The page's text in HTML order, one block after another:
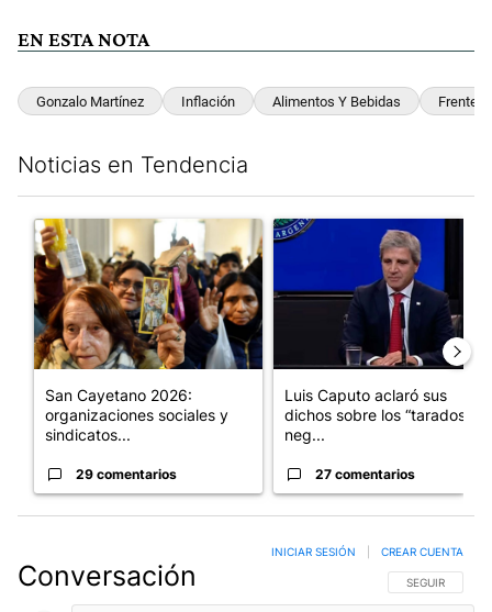
EN ESTA NOTA
Gonzalo Martínez Inflación Alimentos Y Bebidas Frente
Noticias en Tendencia
Un artículo de tendencia con el título "San Cayetano 2026:
San Cayetano 2026:
organizaciones sociales y
sindicatos...
29 comentarios
Un artículo de tendencia con
Luis Caputo aclaró sus
dichos sobre los “tarados” y
neg...
27 comentarios
Conversación SIGA ESTA
SEGUIR
INICIAR SESIÓN CREAR CUENTA